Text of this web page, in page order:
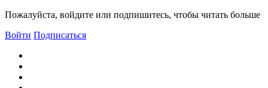
Пожалуйста, войдите или подпишитесь, чтобы читать больше
Войти Подписаться